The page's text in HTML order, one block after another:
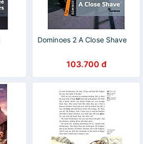
Dominoes 2 A Close Shave
103.700 đ